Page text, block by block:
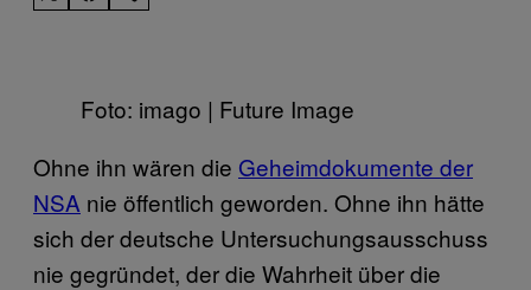
Foto: imago | Future Image
Ohne ihn wären die Geheimdokumente der
NSA nie öffentlich geworden. Ohne ihn hätte
sich der deutsche Untersuchungsausschuss
nie gegründet, der die Wahrheit über die